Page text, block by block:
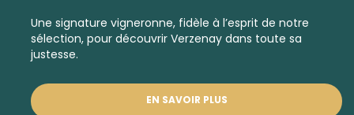
Une signature vigneronne, fidèle à l’esprit de notre
sélection, pour découvrir Verzenay dans toute sa
justesse.
EN SAVOIR PLUS